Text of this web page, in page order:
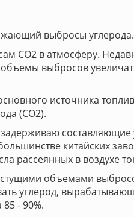
выбросы углерода.
CO2 в атмосферу.
выбросов
источника
(CO2).
китайских
рассеянных в воздухе
объемами
углерод,
- 90%.